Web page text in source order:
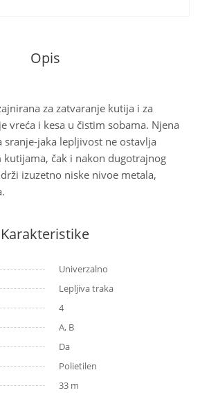
Opis
za zatvaranje kutija i za
vreća i kesa u čistim sobama. Njena
jaka lepljivost ne ostavlja
kutijama, čak i nakon dugotrajnog
izuzetno niske nivoe metala,
Karakteristike
Univerzalno
Lepljiva traka
4
A, B
Da
Polietilen
33 m